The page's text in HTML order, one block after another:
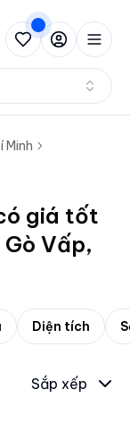
Minh
giá tốt
Vấp,
Diện tích
Sắp xếp